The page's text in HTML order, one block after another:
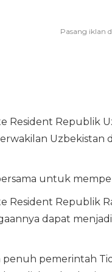
Resident Republik
untuk
Resident Republik
dapat
pemerintah